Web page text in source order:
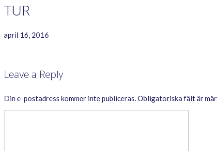
TUR
april 16, 2016
Leave a Reply
Din e-postadress kommer inte publiceras.Obligatoriska fält är